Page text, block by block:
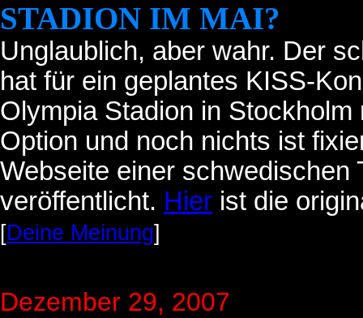
STADION IM MAI?
Unglaublich, aber wahr. Der
hat für ein geplantes KISS-
Olympia Stadion in
Option und noch nichts ist
Webseite einer schwedischen
veröffentlicht. Hier ist die
[Deine Meinung]
Dezember 29, 2007